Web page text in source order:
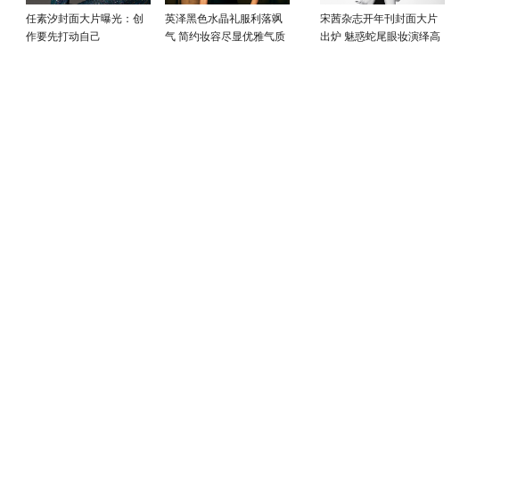
任素汐封面大片曝光：创
作要先打动自己
英泽黑色水晶礼服利落飒
气 简约妆容尽显优雅气质
宋茜杂志开年刊封面大片
出炉 魅惑蛇尾眼妆演绎高